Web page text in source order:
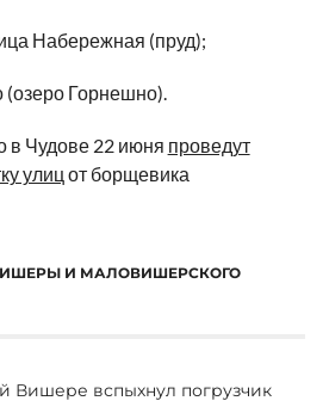
Набережная (пруд);
Горнешно).
в Чудове 22 июня проведут
улиц от борщевика
И МАЛОВИШЕРСКОГО
Вишере вспыхнул погрузчик